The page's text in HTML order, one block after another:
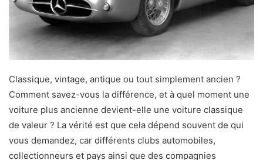
Classique, vintage, antique ou tout simplement ancien ?
Comment savez-vous la différence, et à quel moment une
voiture plus ancienne devient-elle une voiture classique
de valeur ? La vérité est que cela dépend souvent de qui
vous demandez, car différents clubs automobiles,
collectionneurs et pays ainsi que des compagnies